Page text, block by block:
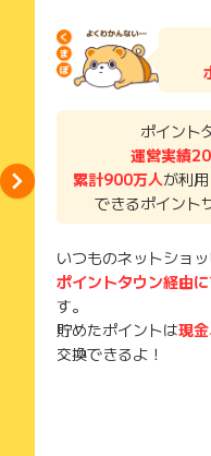
面談前にデバイスの対応
ます。
(スマートフォン不可・
広告主から指定の端末に
は、対象外となりますの
【ポイント獲得対象外条
※新規WEB予約後、60日
※相談後、広告主からのア
お答え頂けない場合（連
場合（担当FPが今回は提
者が提案不要と判断する
※保険の新規加入や見直
れた場合
※途中でご相談を中断さ
った方（1か月以上ご返信
了などのメールは、ポイ
獲得待ち・獲得失敗の状
メールを送っていただく
そのため、紛失・破棄さ
ご注意ください。
(※) SafariやChromeなど
険の必要性の有無・必要
て最適な保険のアドバイ
限り、金融商品の勧誘・
その為、金融商品で得ら
は一律料金での有料（1
ますが、ポイントサイト
用できます。
ポイント
運営実績
累計900万人が利
できるポイント
いつものネットショ
ポイントタウン経由
す。
貯めたポイントは現
交換できるよ！